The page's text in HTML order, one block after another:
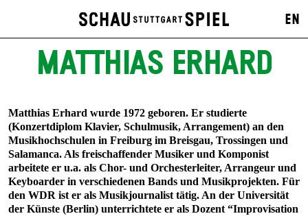
EN
MATTHIAS ERHARD
Matthias Erhard wurde 1972 geboren. Er studierte
(Konzertdiplom Klavier, Schulmusik, Arrangement) an den
Musikhochschulen in Freiburg im Breisgau, Trossingen und
Salamanca. Als freischaffender Musiker und Komponist
arbeitete er u.a. als Chor- und Orchesterleiter, Arrangeur und
Keyboarder in verschiedenen Bands und Musikprojekten. Für
den WDR ist er als Musikjournalist tätig. An der Universität
der Künste (Berlin) unterrichtete er als Dozent “Improvisation